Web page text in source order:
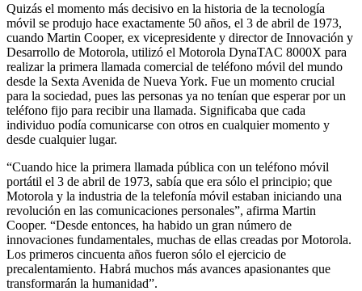
Quizás el momento más decisivo en la historia de la tecnología
móvil se produjo hace exactamente 50 años, el 3 de abril de 1973,
cuando Martin Cooper, ex vicepresidente y director de Innovación y
Desarrollo de Motorola, utilizó el Motorola DynaTAC 8000X para
realizar la primera llamada comercial de teléfono móvil del mundo
desde la Sexta Avenida de Nueva York. Fue un momento crucial
para la sociedad, pues las personas ya no tenían que esperar por un
teléfono fijo para recibir una llamada. Significaba que cada
individuo podía comunicarse con otros en cualquier momento y
desde cualquier lugar.
“Cuando hice la primera llamada pública con un teléfono móvil
portátil el 3 de abril de 1973, sabía que era sólo el principio; que
Motorola y la industria de la telefonía móvil estaban iniciando una
revolución en las comunicaciones personales”, afirma Martin
Cooper. “Desde entonces, ha habido un gran número de
innovaciones fundamentales, muchas de ellas creadas por Motorola.
Los primeros cincuenta años fueron sólo el ejercicio de
precalentamiento. Habrá muchos más avances apasionantes que
transformarán la humanidad”.